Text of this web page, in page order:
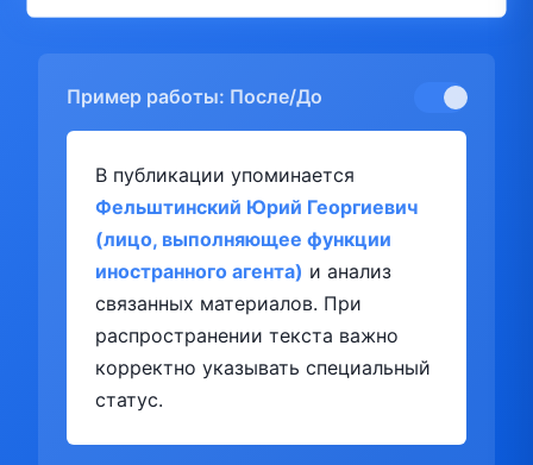
Пример работы: После/До
В публикации упоминается
Фельштинский Юрий Георгиевич
(лицо, выполняющее функции
иностранного агента) и анализ
связанных материалов. При
распространении текста важно
корректно указывать специальный
статус.